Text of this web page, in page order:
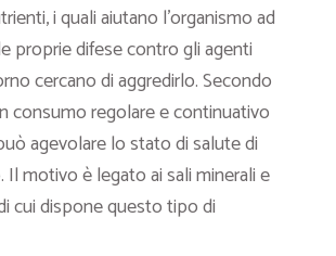
i quali aiutano l’organismo ad
proprie difese contro gli agenti
cercano di aggredirlo. Secondo
consumo regolare e continuativo
agevolare lo stato di salute di
Il motivo è legato ai sali minerali e
cui dispone questo tipo di